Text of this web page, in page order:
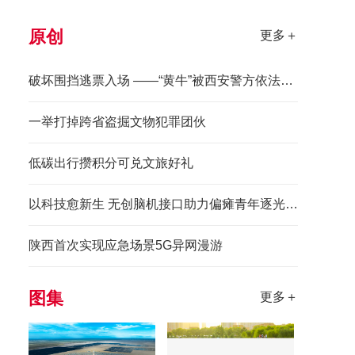
原创 更多＋
破坏围挡逃票入场 ——“黄牛”被西安警方依法拘留
一举打掉跨省盗掘文物犯罪团伙
低碳出行攒积分可兑文旅好礼
以科技愈新生 无创脑机接口助力偏瘫青年逐光前行
陕西首次实现应急场景5G异网漫游
图集 更多＋